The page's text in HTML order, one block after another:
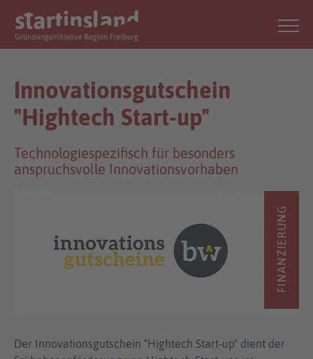
Innovationsgutschein
"Hightech Start-up"
Technologiespezifisch für besonders
anspruchsvolle Innovationsvorhaben
FINANZIERUNG
Der Innovationsgutschein "Hightech Start-up" dient der